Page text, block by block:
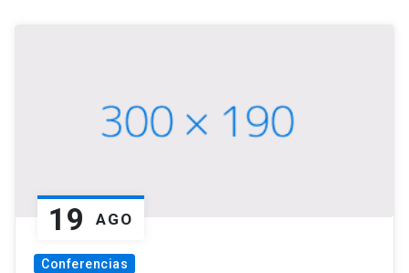
19 AGO
Conferencias